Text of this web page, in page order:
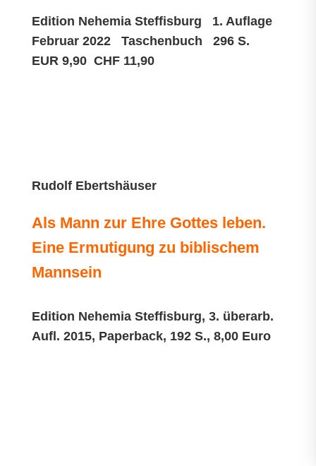
Edition Nehemia Steffisburg 1. Auflage
Februar 2022 Taschenbuch 296 S.
EUR 9,90 CHF 11,90
Rudolf Ebertshäuser
Als Mann zur Ehre Gottes leben.
Eine Ermutigung zu biblischem
Mannsein
Edition Nehemia Steffisburg, 3. überarb.
Aufl. 2015, Paperback, 192 S., 8,00 Euro